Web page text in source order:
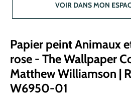
VOIR DANS MON
Papier peint Animaux
rose - The Wallpaper
Matthew Williamson |
W6950-01